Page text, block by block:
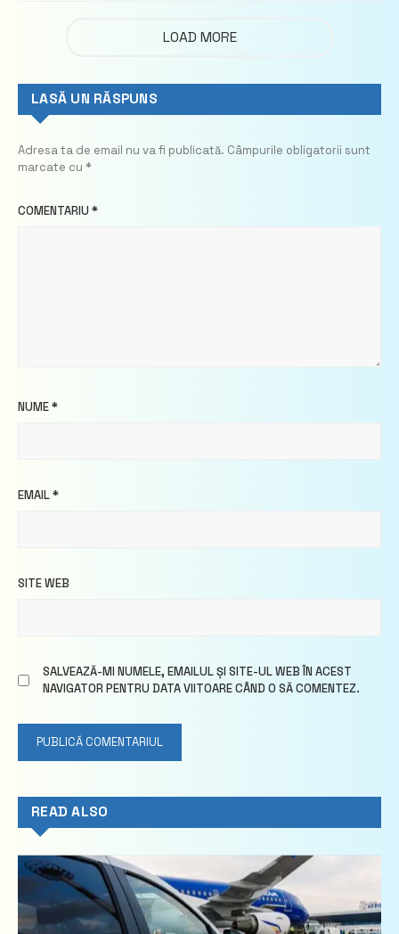
LOAD MORE
LASĂ UN RĂSPUNS
Adresa ta de email nu va fi publicată. Câmpurile obligatorii sunt
marcate cu *
COMENTARIU *
NUME*
EMAIL*
SITE WEB
SALVEAZĂ-MI NUMELE, EMAILUL ȘI SITE-UL WEB ÎN ACEST
NAVIGATOR PENTRU DATA VIITOARE CÂND O SĂ COMENTEZ.
READ ALSO